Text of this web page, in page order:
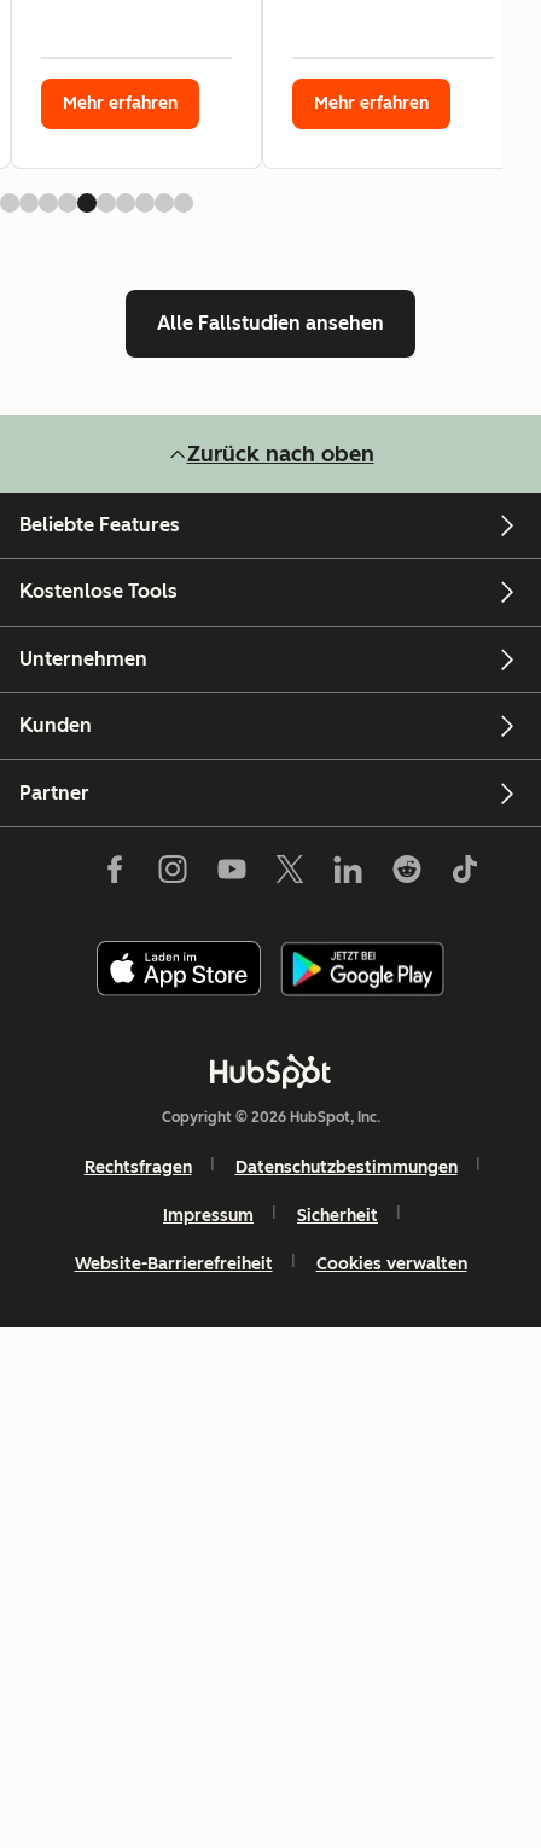
Mehr erfahren Mehr erfahren
Alle Fallstudien ansehen
Zurück nach oben
Beliebte Features
Kostenlose Tools
Unternehmen
Kunden
Partner
Copyright © 2026 HubSpot, Inc.
Rechtsfragen Datenschutzbestimmungen
Impressum Sicherheit
Website-Barrierefreiheit Cookies verwalten